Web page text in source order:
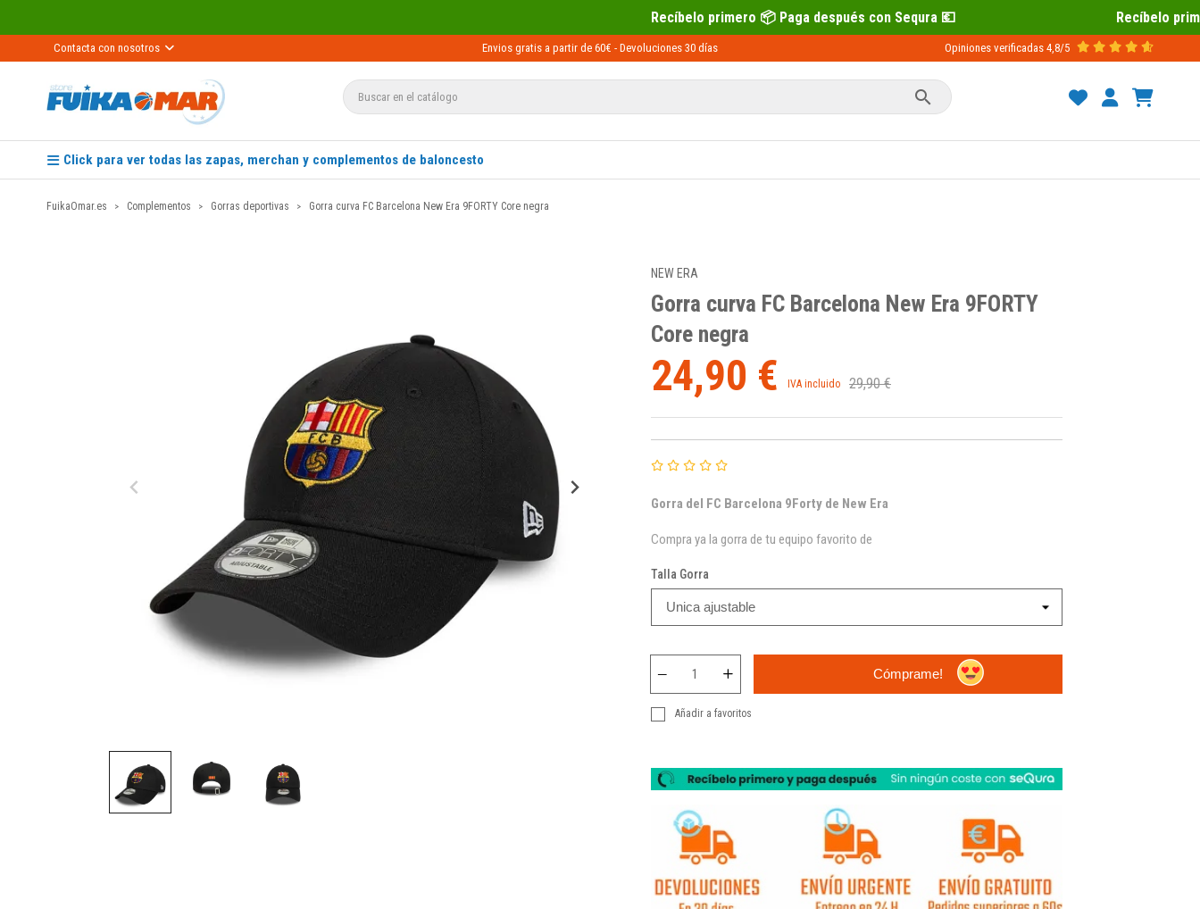
Recíbelo primero 📦 Paga después con Sequra 💶 Recíbelo primero 📦 Paga después
Contacta con nosotros Envios gratis a partir de 60€ - Devoluciones 30 días Opiniones verificadas 4,8/5

Click para ver todas las zapas, merchan y complementos de baloncesto
FuikaOmar.es Complementos Gorras deportivas Gorra curva FC Barcelona New Era 9FORTY Core negra
NEW ERA
Gorra curva FC Barcelona New Era 9FORTY
Core negra
24,90 € IVA incluido 29,90 €
Gorra del FC Barcelona 9Forty de New Era
Compra ya la gorra de tu equipo favorito de
Talla Gorra
Cómprame!
Añadir a favoritos